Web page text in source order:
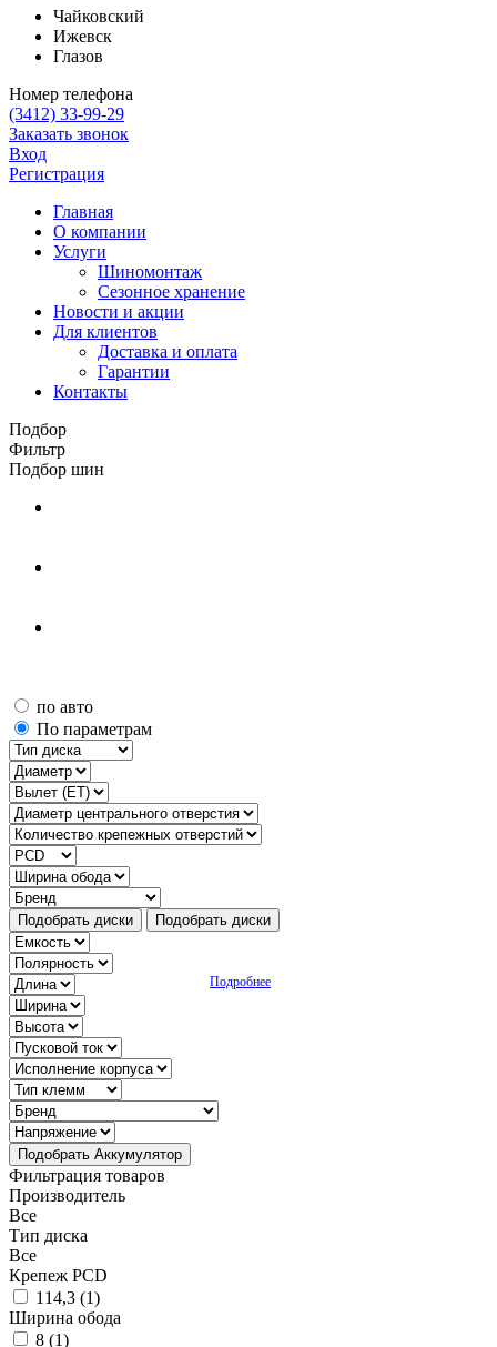
Чайковский
Ижевск
Глазов
Номер телефона
(3412) 33-99-29
Заказать звонок
Вход
Регистрация
Главная
О компании
Услуги
Шиномонтаж
Сезонное хранение
Новости и акции
Для клиентов
Доставка и оплата
Гарантии
Контакты
Подбор
Фильтр
Подбор шин
по авто
По параметрам
Подобрать диски Подобрать диски
Подробнее
Подобрать Аккумулятор
Фильтрация товаров
Производитель
Все
Тип диска
Все
Крепеж PCD
114,3 (1)
Ширина обода
8 (1)